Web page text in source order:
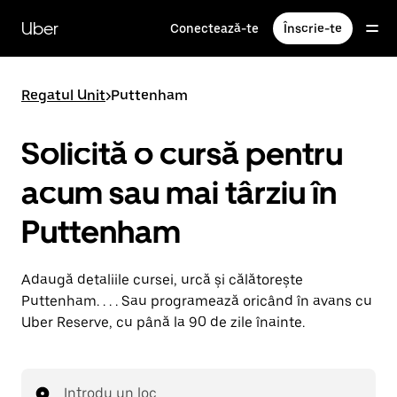
direct
conținutul
principal
Uber Conectează-te Înscrie-te
Regatul Unit>Puttenham
Solicită o cursă pentru
acum sau mai târziu în
Puttenham
Adaugă detaliile cursei, urcă și călătorește
Puttenham. . . . Sau programează oricând în avans cu
Uber Reserve, cu până la 90 de zile înainte.
Introdu un loc